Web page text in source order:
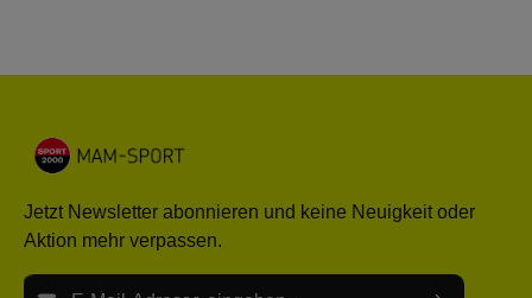
Jetzt Newsletter abonnieren und keine Neuigkeit oder
Aktion mehr verpassen.
E-Mail-Adresse*